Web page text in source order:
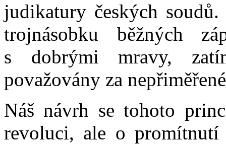
judikatury českých
trojnásobku běžných
s dobrými mravy,
považovány za
Náš návrh se tohoto
revoluci, ale o